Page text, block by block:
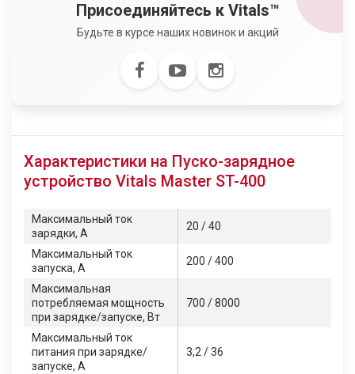
Присоединяйтесь к Vitals™
Будьте в курсе наших новинок и акций
Характеристики на Пуско-зарядное
устройство Vitals Master ST-400
Максимальный ток
зарядки, А
20 / 40
Максимальный ток
запуска, А
200 / 400
Максимальная
потребляемая мощность
при зарядке/запуске, Вт
700 / 8000
Максимальный ток
питания при зарядке/
запуске, А
3,2 / 36